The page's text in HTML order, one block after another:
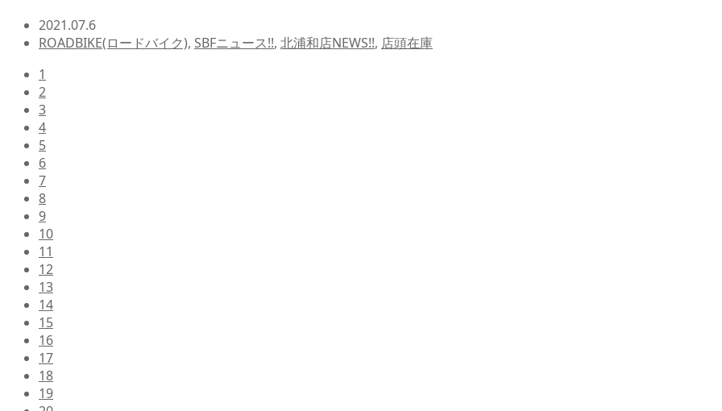
2021.07.6
ROADBIKE(ロードバイク), SBFニュース!!, 北浦和店NEWS!!, 店頭在庫
1
2
3
4
5
6
7
8
9
10
11
12
13
14
15
16
17
18
19